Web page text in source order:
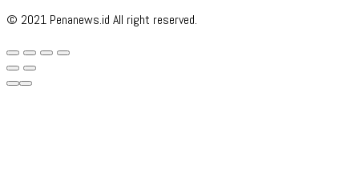
© 2021 Penanews.id All right reserved.